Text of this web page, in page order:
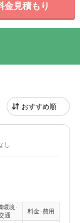
金見積もり
し
環境･
通
料金･費用